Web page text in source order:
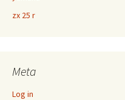
zx 25 r
Meta
Log in